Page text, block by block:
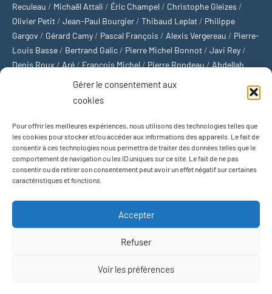
Gérer le consentement aux
cookies
Pour offrir les meilleures expériences, nous utilisons des technologies telles que
les cookies pour stocker et/ou accéder aux informations des appareils. Le fait de
consentir à ces technologies nous permettra de traiter des données telles que le
comportement de navigation ou les ID uniques sur ce site. Le fait de ne pas
consentir ou de retirer son consentement peut avoir un effet négatif sur certaines
caractéristiques et fonctions.
Accepter
Refuser
Voir les préférences
Reculeau / Michaël Attali / Éric Champel / Christophe Gleizes /
Olivier Petit / Jean-Paul Bourgier / Thibaud Leplat / Philippe
Gargov / Gérard Camy / Pascal François / Alexis Vergereau / Pierre-
Louis Basse / Bertrand Galic / Pierre Michel Bonnot / Javi Rey /
Denis Roux / Aré / François Michel / Pierre Rondeau / Abdellah
Michaël Delépine
Football/ Cyclisme/Tous les sports/Jeux olympiques/Rugby/
Basket-ball/Sports US/Boxe/Tennis/Bateaux/Formule 1/
Moto/Natation/Sports d'hiver/Marathon/Trail/Automobile
Baseball/Golf/Athlétisme
Football gaélique
Sports de combat